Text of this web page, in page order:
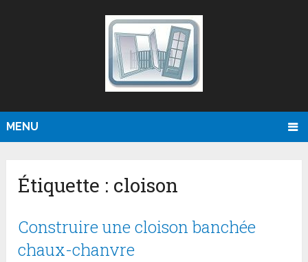
MENU
Étiquette : cloison
Construire une cloison banchée
chaux-chanvre